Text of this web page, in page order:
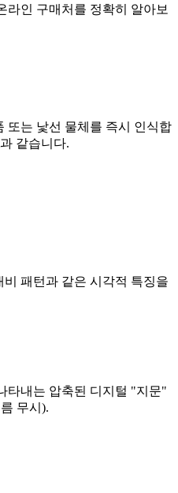
라인 구매처를 정확히 알아보
또는 낯선 물체를 즉시 인식합
같습니다.
패턴과 같은 시각적 특징을
타내는 압축된 디지털 "지문"
무시).